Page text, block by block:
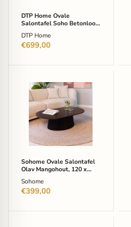
-
Zwart
-
Ovaal
DTP Home Ovale
Salontafel Soho Betonlook,
DTP Home
€699,00
Sohome
Ovale
Salontafel
Olav
Mangohout,
120
70cm
Walnoot
-
Ovaal
-
Japandi
Sohome Ovale Salontafel
Olav Mangohout, 120 x
Japandi
Sohome
€399,00